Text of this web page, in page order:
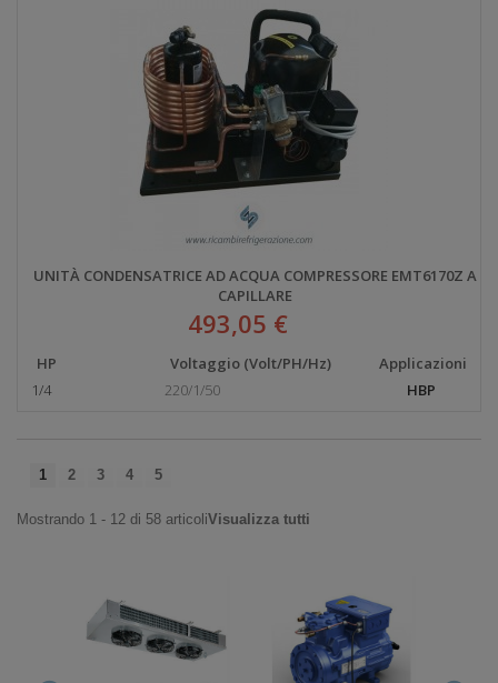
UNITÀ CONDENSATRICE AD ACQUA COMPRESSORE EMT6170Z A
CAPILLARE
493,05 €
HP Voltaggio (Volt/PH/Hz)
Applicazioni
1/4
220/1/50 HBP
1 2 3 4 5
Mostrando 1 - 12 di 58 articoliVisualizza tutti